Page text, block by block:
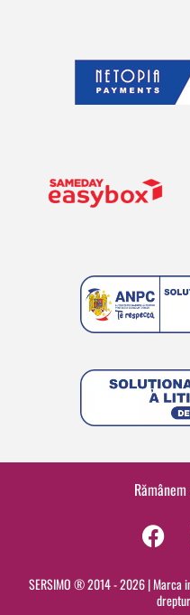
F
c
e
SERSIMO ® 2014 - 2026 | Marca